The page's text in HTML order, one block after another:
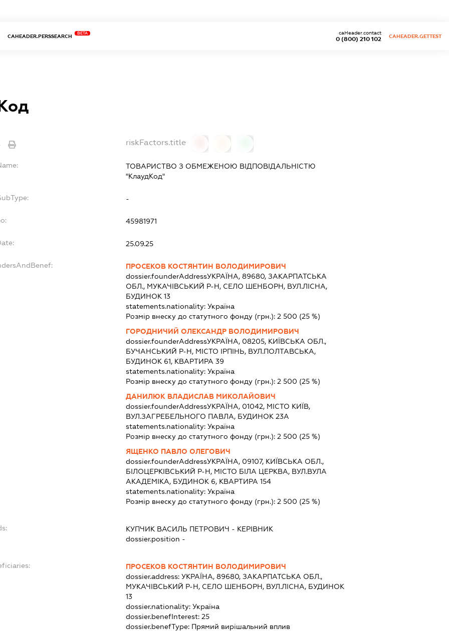
CAHEADER.PERSSEARCH
BETA
0 (800) 210 102
caHeader.contact
CAHEADER.GETTEST
riskFactors.title
ТОВАРИСТВО З ОБМЕЖЕНОЮ ВІДПОВІДАЛЬНІСТЮ
"КлаудКод"
-
45981971
25.09.25
ПРОСЕКОВ КОСТЯНТИН ВОЛОДИМИРОВИЧ
dossier.founderAddressУКРАЇНА, 89680, ЗАКАРПАТСЬКА
ОБЛ., МУКАЧІВСЬКИЙ Р-Н, СЕЛО ШЕНБОРН, ВУЛ.ЛІСНА,
БУДИНОК 13
statements.nationality:Україна
Розмір внеску до статутного фонду (грн.):2 500 (25 %)
ГОРОДНИЧИЙ ОЛЕКСАНДР ВОЛОДИМИРОВИЧ
dossier.founderAddressУКРАЇНА, 08205, КИЇВСЬКА ОБЛ.,
БУЧАНСЬКИЙ Р-Н, МІСТО ІРПІНЬ, ВУЛ.ПОЛТАВСЬКА,
БУДИНОК 61, КВАРТИРА 39
statements.nationality:Україна
Розмір внеску до статутного фонду (грн.):2 500 (25 %)
ДАНИЛЮК ВЛАДИСЛАВ МИКОЛАЙОВИЧ
dossier.founderAddressУКРАЇНА, 01042, МІСТО КИЇВ,
ВУЛ.ЗАГРЕБЕЛЬНОГО ПАВЛА, БУДИНОК 23А
statements.nationality:Україна
Розмір внеску до статутного фонду (грн.):2 500 (25 %)
ЯЩЕНКО ПАВЛО ОЛЕГОВИЧ
dossier.founderAddressУКРАЇНА, 09107, КИЇВСЬКА ОБЛ.,
БІЛОЦЕРКІВСЬКИЙ Р-Н, МІСТО БІЛА ЦЕРКВА, ВУЛ.ВУЛА
АКАДЕМІКА, БУДИНОК 6, КВАРТИРА 154
statements.nationality:Україна
Розмір внеску до статутного фонду (грн.):2 500 (25 %)
КУПЧИК ВАСИЛЬ ПЕТРОВИЧ - КЕРІВНИК
dossier.position -
ПРОСЕКОВ КОСТЯНТИН ВОЛОДИМИРОВИЧ
dossier.address:УКРАЇНА, 89680, ЗАКАРПАТСЬКА ОБЛ.,
МУКАЧІВСЬКИЙ Р-Н, СЕЛО ШЕНБОРН, ВУЛ.ЛІСНА, БУДИНОК
13
dossier.nationality:Україна
dossier.benefInterest:25
dossier.benefType: Прямий вирішальний вплив